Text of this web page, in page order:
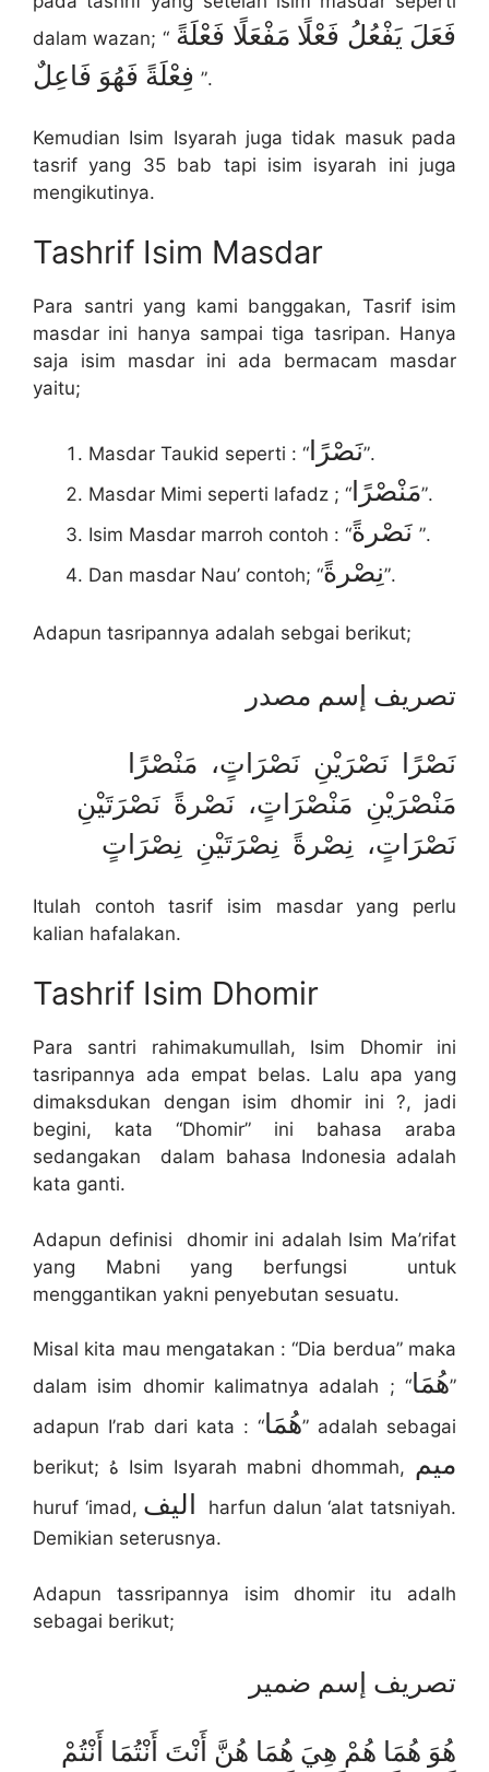
dalam wazan; “فَعَلَ يَفْعُلُ فَعْلًا مَفْعَلًا فَعْلَةً
”.
Kemudian Isim Isyarah juga tidak masuk pada
tasrif yang 35 bab tapi isim isyarah ini juga
mengikutinya.
Tashrif Isim Masdar
Para santri yang kami banggakan, Tasrif isim
masdar ini hanya sampai tiga tasripan. Hanya
saja isim masdar ini ada bermacam masdar
yaitu;
Masdar Taukid seperti : “ نَصْرًا”.
Masdar Mimi seperti lafadz ; “ مَنْصْرًا”.
Isim Masdar marroh contoh : “
”.
Dan masdar Nau’ contoh; “نِصْرةً”.
Adapun tasripannya adalah sebgai berikut;
تصريف إسم مصدر
نَصْرًا نَصْرَيْنِ نَصْرَاتٍ، مَنْصْرًا
مَنْصْرَيْنِ مَنْصْرَاتٍ، نَصْرةً نَصْرَتَيْنِ
نَصْرَاتٍ، نِصْرةً نِصْرَتَيْنِ نِصْرَاتٍ
Itulah contoh tasrif isim masdar yang perlu
kalian hafalakan.
Tashrif Isim Dhomir
Para santri rahimakumullah, Isim Dhomir ini
tasripannya ada empat belas. Lalu apa yang
dimaksdukan dengan isim dhomir ini ?, jadi
begini, kata “Dhomir” ini bahasa araba
sedangakan dalam bahasa Indonesia adalah
kata ganti.
Adapun definisi dhomir ini adalah Isim Ma’rifat
yang Mabni yang berfungsi untuk
menggantikan yakni penyebutan sesuatu.
Misal kita mau mengatakan : “Dia berdua” maka
dalam isim dhomir kalimatnya adalah ; “هُمَا”
adapun I’rab dari kata : “هُمَا” adalah sebagai
berikut; هُ Isim Isyarah mabni dhommah, ميم
huruf ‘imad, اليف
harfun dalun ‘alat tatsniyah.
Demikian seterusnya.
Adapun tassripannya isim dhomir itu adalh
sebagai berikut;
تصريف إسم ضمير
هُوَ هُمَا هُمْ هِيَ هُمَا هُنَّ أَنْتَ أَنْتُمَا أَنْتُمْ